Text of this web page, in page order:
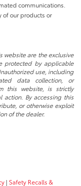
communications.
of our products or
website are the exclusive
protected by applicable
use, including
data collection, or
this website, is strictly
action. By accessing this
or otherwise exploit
of the dealer.
| Safety Recalls &